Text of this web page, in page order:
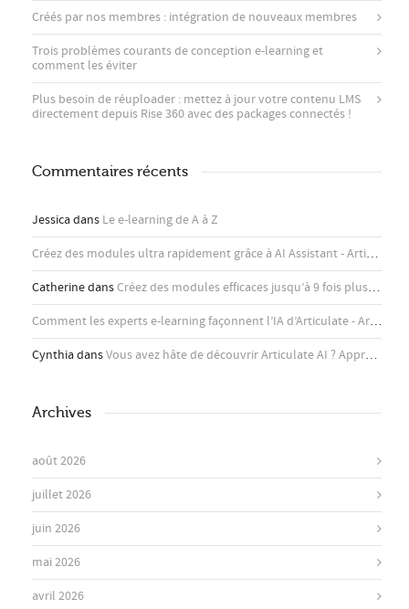
Créés par nos membres : intégration de nouveaux membres
Trois problèmes courants de conception e-learning et
comment les éviter
Plus besoin de réuploader : mettez à jour votre contenu LMS
directement depuis Rise 360 ​​avec des packages connectés !
Commentaires récents
Jessicadans Le e-learning de A à Z
Créez des modules ultra rapidement grâce à AI Assistant - Articulate
CatherinedansCréez des modules efficaces jusqu’à 9 fois plus rapidement avec l’assistant IA d’Articulate
Comment les experts e-learning façonnent l’IA d’Articulate - Articulate
CynthiadansVous avez hâte de découvrir Articulate AI ? Apprenez-en plus ici !
Archives
août 2026
juillet 2026
juin 2026
mai 2026
avril 2026